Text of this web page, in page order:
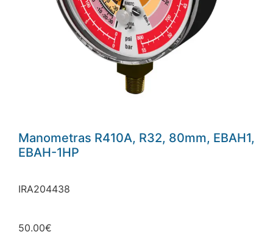
Manometras R410A, R32, 80mm, EBAH1,
EBAH-1HP
IRA204438
50.00€